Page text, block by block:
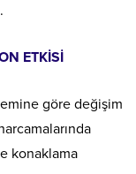
ETKİSİ
göre değişim
konaklama